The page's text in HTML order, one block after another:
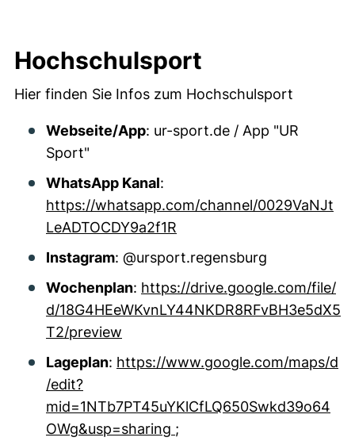
Hochschulsport
Hier finden Sie Infos zum Hochschulsport
Webseite/App: ur-sport.de / App "UR
Sport"
WhatsApp Kanal:
https://whatsapp.com/channel/0029VaNJt
LeADTOCDY9a2f1R
Instagram: @ursport.regensburg
Wochenplan: https://drive.google.com/file/
d/18G4HEeWKvnLY44NKDR8RFvBH3e5dX5
T2/preview
Lageplan: https://www.google.com/maps/d
/edit?
mid=1NTb7PT45uYKlCfLQ650Swkd39o64
OWg&usp=sharing ;